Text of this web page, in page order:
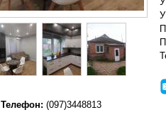
Телефон: (097)3448813